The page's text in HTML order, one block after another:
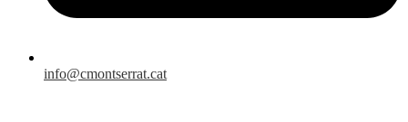
info@cmontserrat.cat